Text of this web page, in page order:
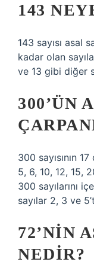
143
143 sayısı asal
kadar olan
ve 13 gibi diğer
300’ÜN
300 sayısının
5, 6, 10, 12, 15,
300 sayılarını
sayılar 2, 3 ve
72’NIN
NEDIR?